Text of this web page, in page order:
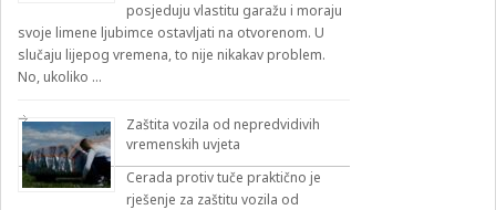
posjeduju vlastitu garažu i moraju
svoje limene ljubimce ostavljati na otvorenom. U
slučaju lijepog vremena, to nije nikakav problem.
No, ukoliko …
Zaštita vozila od nepredvidivih
vremenskih uvjeta
Cerada protiv tuče praktično je
rješenje za zaštitu vozila od